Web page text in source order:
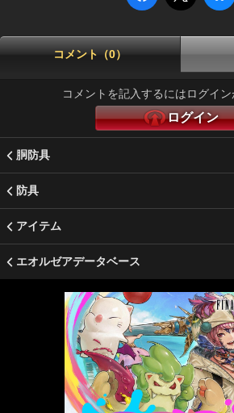
コメント（0）
コメントを記入するにはログイン
ログイン
胴防具
防具
アイテム
エオルゼアデータベース